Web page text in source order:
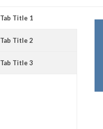
Tab Title 1
Tab Title 2
Tab Title 3